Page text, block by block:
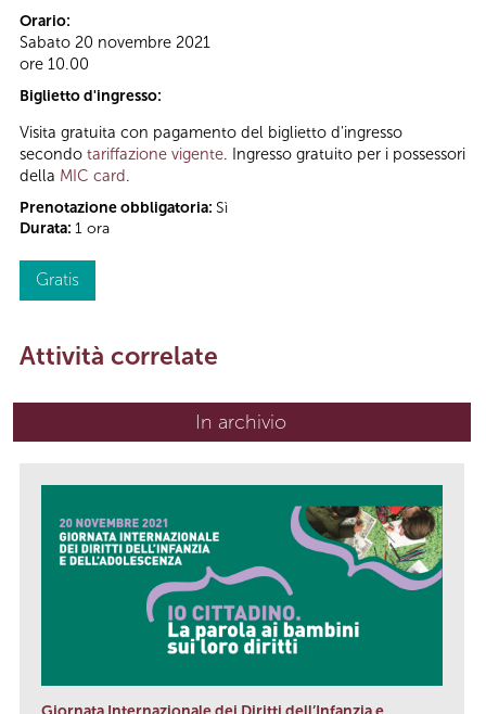
Orario:
Sabato 20 novembre 2021
ore 10.00
Biglietto d'ingresso:
Visita gratuita con pagamento del biglietto d'ingresso
secondo tariffazione vigente. Ingresso gratuito per i possessori
della MIC card.
Prenotazione obbligatoria: Sì
Durata: 1 ora
Gratis
Attività correlate
In archivio